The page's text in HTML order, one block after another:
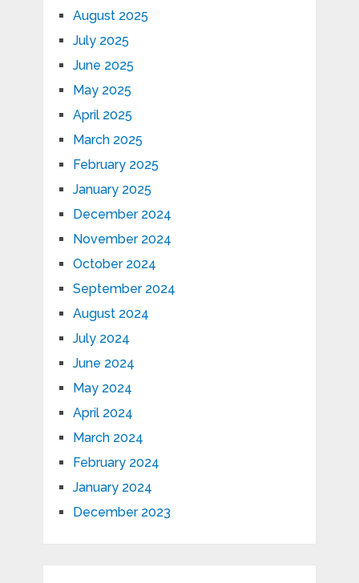
August 2025
July 2025
June 2025
May 2025
April 2025
March 2025
February 2025
January 2025
December 2024
November 2024
October 2024
September 2024
August 2024
July 2024
June 2024
May 2024
April 2024
March 2024
February 2024
January 2024
December 2023